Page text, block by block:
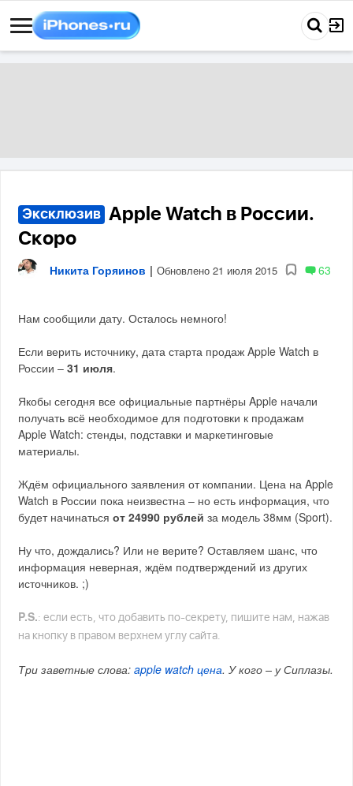
Эксклюзив Apple Watch в России.
Скоро
Никита Горяинов | Обновлено 21 июля 2015 63
Нам сообщили дату. Осталось немного!
Если верить источнику, дата старта продаж Apple Watch в
России –31 июля.
Якобы сегодня все официальные партнёры Apple начали
получать всё необходимое для подготовки к продажам
Apple Watch: стенды, подставки и маркетинговые
материалы.
Ждём официального заявления от компании. Цена на Apple
Watch в России пока неизвестна – но есть информация, что
будет начинатьсяот 24990 рублей за модель 38мм (Sport).
Ну что, дождались? Или не верите? Оставляем шанс, что
информация неверная, ждём подтверждений из других
источников. ;)
P.S.: если есть, что добавить по-секрету, пишите нам, нажав
на кнопку в правом верхнем углу сайта.
Три заветные слова:apple watch цена. У кого – у Сиплазы.